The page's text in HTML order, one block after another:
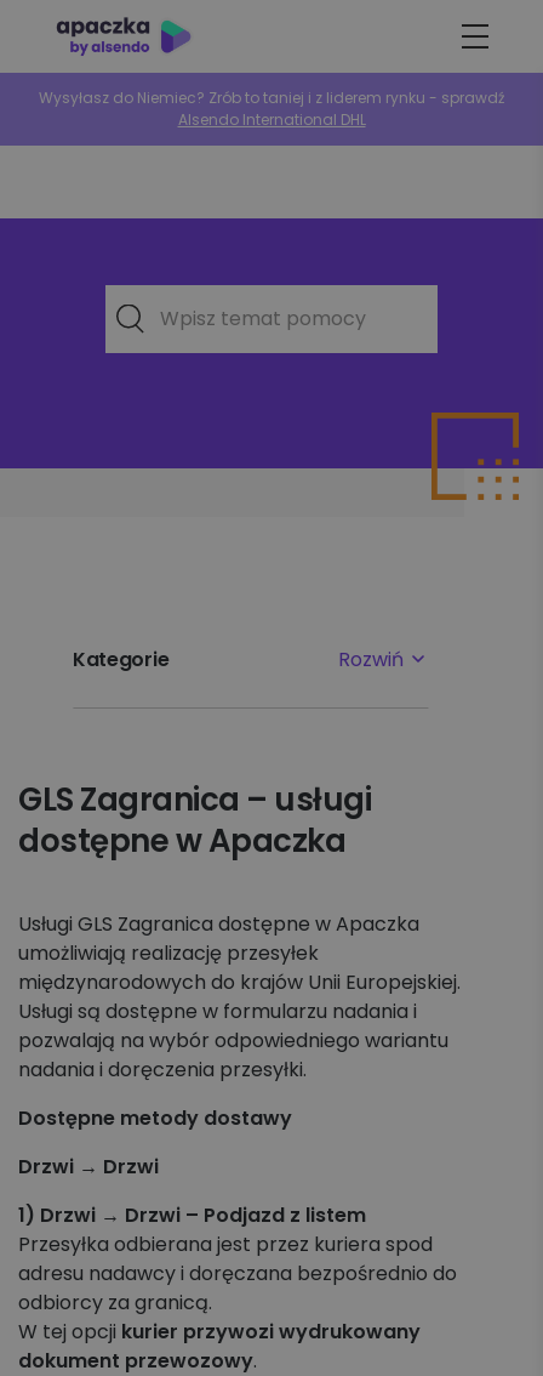
Wysyłasz do Niemiec? Zrób to taniej i z liderem rynku - sprawdź
Alsendo International DHL
Wpisz temat pomocy
Kategorie Rozwiń
Pierwsze kroki
Ustawienia
Płatności i faktury
Reklamacje
Nadawanie
Przesyłki krajowe
Przesyłki międzynarodowe
Palety krajowe i międzynarodowe
Apaczka PRO
GLS Zagranica – usługi
dostępne w Apaczka
Usługi GLS Zagranica dostępne w Apaczka
umożliwiają realizację przesyłek
międzynarodowych do krajów Unii Europejskiej.
Usługi są dostępne w formularzu nadania i
pozwalają na wybór odpowiedniego wariantu
nadania i doręczenia przesyłki.
Dostępne metody dostawy
Drzwi → Drzwi
1) Drzwi → Drzwi – Podjazd z listem
Przesyłka odbierana jest przez kuriera spod
adresu nadawcy i doręczana bezpośrednio do
odbiorcy za granicą.
W tej opcji kurier przywozi wydrukowany
dokument przewozowy.